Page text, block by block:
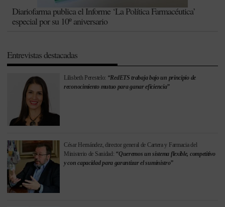
Diariofarma publica el Informe ‘La Política Farmacéutica’
especial por su 10º aniversario
Entrevistas destacadas
Lilisbeth Perestelo: “RedETS trabaja bajo un principio de
reconocimiento mutuo para ganar eficiencia”
César Hernández, director general de Cartera y Farmacia del
Ministerio de Sanidad: “Queremos un sistema flexible, competitivo
y con capacidad para garantizar el suministro”